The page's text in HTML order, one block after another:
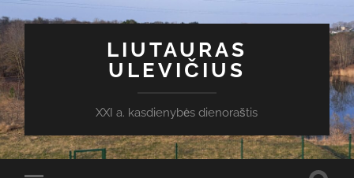
LIUTAURAS
ULEVIČIUS
XXI a. kasdienybės dienoraštis